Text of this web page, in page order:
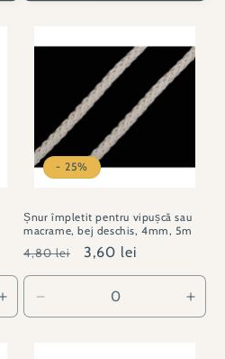
Creșteți
cantitatea
- 25%
Șnur împletit pentru vipușcă sau
macrame, bej deschis, 4mm, 5m
Preț
obișnuit
4,80 lei
Preț
redus
3,60 lei
cantitatea